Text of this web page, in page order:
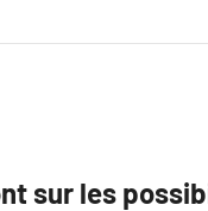
sur les